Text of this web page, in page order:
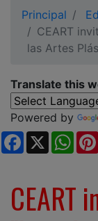
Principal
CEART
las Artes
Translate this
Powered by
Facebook
X
CEART